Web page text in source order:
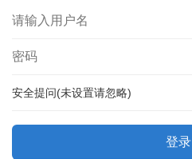
安全提问(未设置请忽略)
登录